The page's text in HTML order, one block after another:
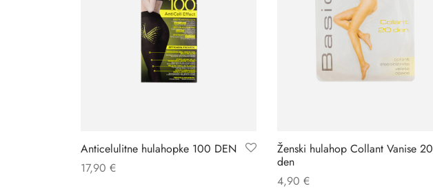
Anticelulitne hulahopke 100 DEN
17,90 €
Ženski hulahop Collant Vanise 20
den
4,90 €